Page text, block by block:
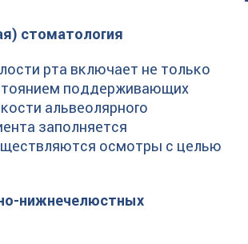
стоматология
рта включает не только
поддерживающих
альвеолярного
заполняется
осмотры с целью
нижнечелюстных